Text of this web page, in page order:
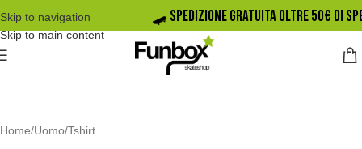
Skip to navigation
Skip to main content
🛹️ SPEDIZIONE GRATUITA OLTRE 50€ DI
Home/Uomo/Tshirt